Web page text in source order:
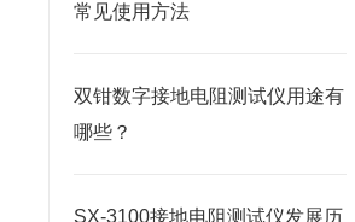
常见使用方法
双钳数字接地电阻测试仪用途有
哪些？
SX-3100接地电阻测试仪发展历